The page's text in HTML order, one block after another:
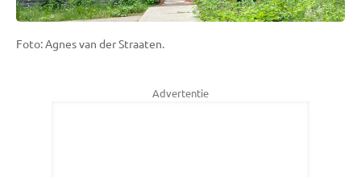
Foto: Agnes van der Straaten.
Advertentie